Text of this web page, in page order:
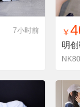
收藏
7小时前 找
￥
明